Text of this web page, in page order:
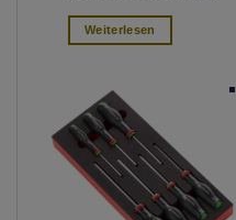
Weiterlesen